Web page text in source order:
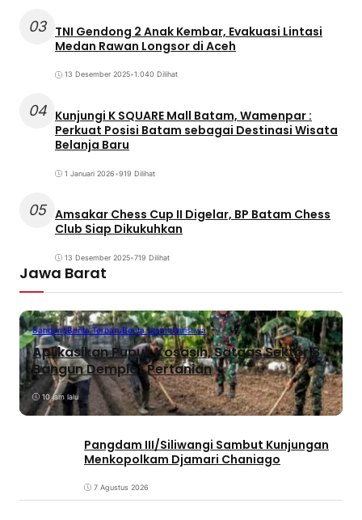
03 TNI Gendong 2 Anak Kembar, Evakuasi Lintasi
Medan Rawan Longsor di Aceh
13 Desember 2025•1.040 Dilihat
04 Kunjungi K SQUARE Mall Batam, Wamenpar :
Perkuat Posisi Batam sebagai Destinasi Wisata
Belanja Baru
1 Januari 2026•919 Dilihat
05 Amsakar Chess Cup II Digelar, BP Batam Chess
Club Siap Dikukuhkan
13 Desember 2025•719 Dilihat
Jawa Barat
BandungBerita TerbaruBerita UtamaPeristiwa
Aplikasikan Pupuk Kosasih, Satgas Sektor 8
Bangun Demplot Pertanian
10 jam lalu
Pangdam III/Siliwangi Sambut Kunjungan
Menkopolkam Djamari Chaniago
7 Agustus 2026